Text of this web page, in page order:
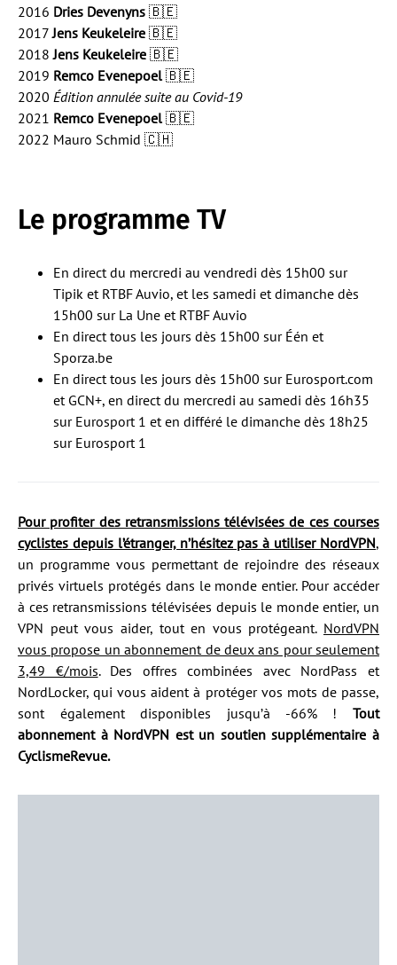
2016 Dries Devenyns 🇧🇪
2017Jens Keukeleire 🇧🇪
2018Jens Keukeleire 🇧🇪
2019 Remco Evenepoel 🇧🇪
2020 Édition annulée suite au Covid-19
2021 Remco Evenepoel 🇧🇪
2022 Mauro Schmid 🇨🇭
Le programme TV
En direct du mercredi au vendredi dès 15h00 sur
Tipik et RTBF Auvio, et les samedi et dimanche dès
15h00 sur La Une et RTBF Auvio
En direct tous les jours dès 15h00 sur Één et
Sporza.be
En direct tous les jours dès 15h00 sur Eurosport.com
et GCN+, en direct du mercredi au samedi dès 16h35
sur Eurosport 1 et en différé le dimanche dès 18h25
sur Eurosport 1
Pour profiter des retransmissions télévisées de ces courses
cyclistes depuis l’étranger, n’hésitez pas à utiliser NordVPN,
un programme vous permettant de rejoindre des réseaux
privés virtuels protégés dans le monde entier. Pour accéder
à ces retransmissions télévisées depuis le monde entier, un
VPN peut vous aider, tout en vous protégeant. NordVPN
vous propose un abonnement de deux ans pour seulement
3,49 €/mois. Des offres combinées avec NordPass et
NordLocker, qui vous aident à protéger vos mots de passe,
sont également disponibles jusqu’à -66% ! Tout
abonnement à NordVPN est un soutien supplémentaire à
CyclismeRevue.